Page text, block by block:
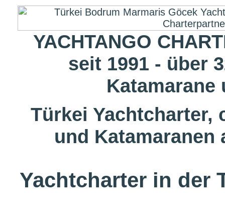
YACHTANGO
seit 1991 - über
Katamarane
Türkei Yachtcharter,
und
Yachtcharter in der